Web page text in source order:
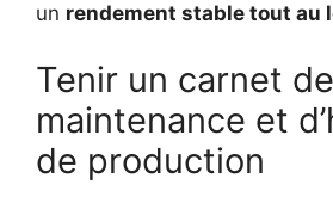
un rendement stable tout au
Tenir un carnet de
maintenance et
de production